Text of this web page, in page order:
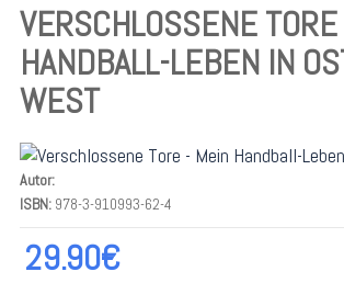
VERSCHLOSSENE
HANDBALL-LEBEN IN
WEST
Autor:
ISBN: 978-3-910993-62-4
29.90€